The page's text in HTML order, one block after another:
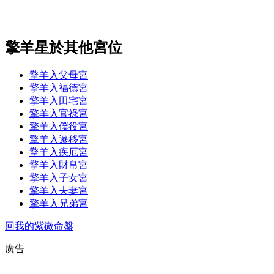
擎羊星於其他宮位
擎羊入父母宮
擎羊入福德宮
擎羊入田宅宮
擎羊入官祿宮
擎羊入僕役宮
擎羊入遷移宮
擎羊入疾厄宮
擎羊入財帛宮
擎羊入子女宮
擎羊入夫妻宮
擎羊入兄弟宮
回我的紫微命盤
廣告